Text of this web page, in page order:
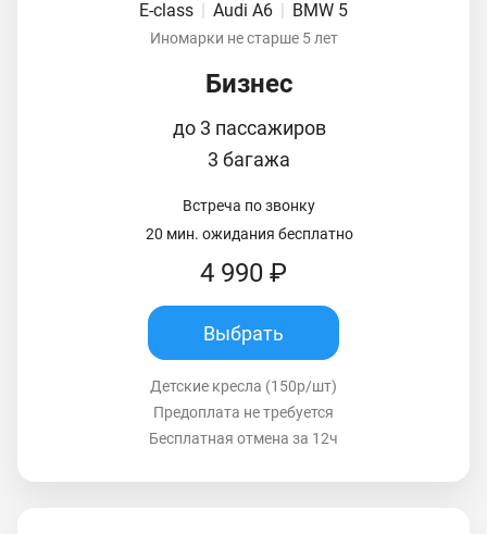
E-class | Audi A6 | BMW 5
Иномарки не старше 5 лет
Бизнес
до 3 пассажиров
3 багажа
Встреча по звонку
20 мин. ожидания бесплатно
4 990 ₽
Выбрать
Детские кресла (150р/шт)
Предоплата не требуется
Бесплатная отмена за 12ч